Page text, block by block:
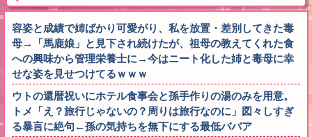
容姿と成績で姉ばかり可愛がり、私を放置・差別してきた毒
母→「馬鹿娘」と見下され続けたが、祖母の教えてくれた食
への興味から管理栄養士に→今はニート化した姉と毒母に幸
せな姿を見せつけてるｗｗｗ
ウトの還暦祝いにホテル食事会と孫手作りの湯のみを用意。
トメ「え？旅行じゃないの？周りは旅行なのに」図々しすぎ
る暴言に絶句←孫の気持ちを無下にする最低ババア